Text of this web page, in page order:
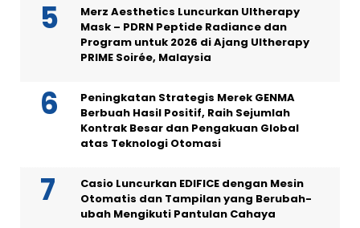
Merz Aesthetics Luncurkan Ultherapy
Mask – PDRN Peptide Radiance dan
Program untuk 2026 di Ajang Ultherapy
PRIME Soirée, Malaysia
Peningkatan Strategis Merek GENMA
Berbuah Hasil Positif, Raih Sejumlah
Kontrak Besar dan Pengakuan Global
atas Teknologi Otomasi
Casio Luncurkan EDIFICE dengan Mesin
Otomatis dan Tampilan yang Berubah-
ubah Mengikuti Pantulan Cahaya